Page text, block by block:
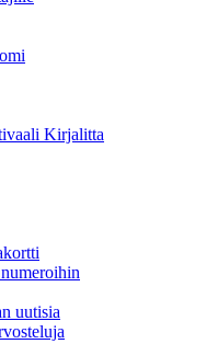
Kirjalitta
uutisia